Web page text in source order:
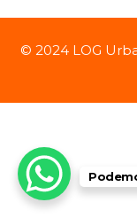
© 2024 LOG